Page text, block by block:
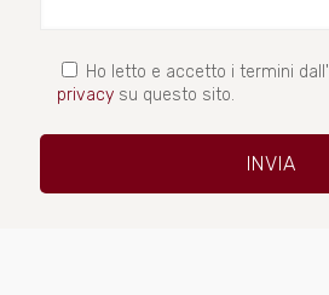
Ho letto e accetto i termini dall'
privacy su questo sito.